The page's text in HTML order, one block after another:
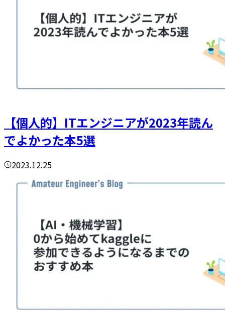
【個人的】ITエンジニアが2023年読ん
でよかった本5選
2023.12.25